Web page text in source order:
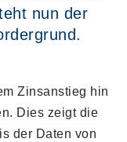
nun der
Zinsanstieg hin
Dies zeigt die
der Daten von